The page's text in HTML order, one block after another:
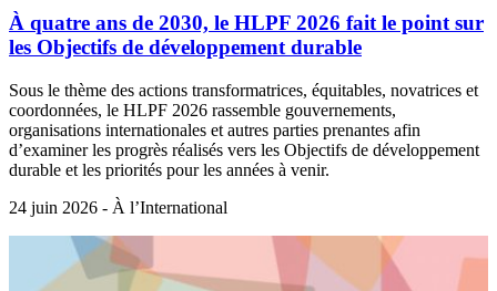
À quatre ans de 2030, le HLPF 2026 fait le point sur
les Objectifs de développement durable
Sous le thème des actions transformatrices, équitables, novatrices et
coordonnées, le HLPF 2026 rassemble gouvernements,
organisations internationales et autres parties prenantes afin
d’examiner les progrès réalisés vers les Objectifs de développement
durable et les priorités pour les années à venir.
24 juin 2026 - À l’International